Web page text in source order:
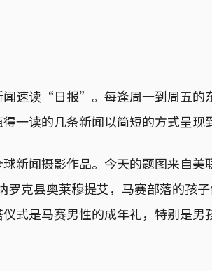
速读“日报”。每逢周一到周五的
一读的几条新闻以简短的方式呈现
新闻摄影作品。今天的题图来自美
克县奥莱穆提艾，马赛部落的孩
式是马赛男性的成年礼，特别是男